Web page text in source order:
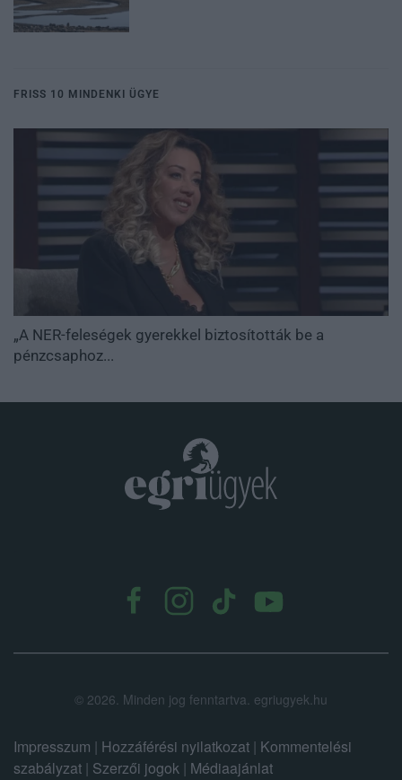
FRISS 10 MINDENKI ÜGYE
„A NER-feleségek gyerekkel biztosították be a
pénzcsaphoz...
© 2026. Minden jog fenntartva. egriugyek.hu
Impresszum | Hozzáférési nyilatkozat | Kommentelési
szabályzat | Szerzői jogok | Médiaajánlat